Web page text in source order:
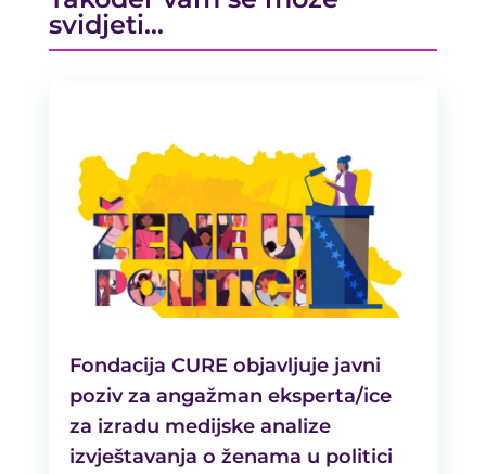
svidjeti…
Fondacija CURE objavljuje javni
poziv za angažman eksperta/ice
za izradu medijske analize
izvještavanja o ženama u politici